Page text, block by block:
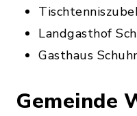
Landgasthof
Gasthaus
Gemeinde